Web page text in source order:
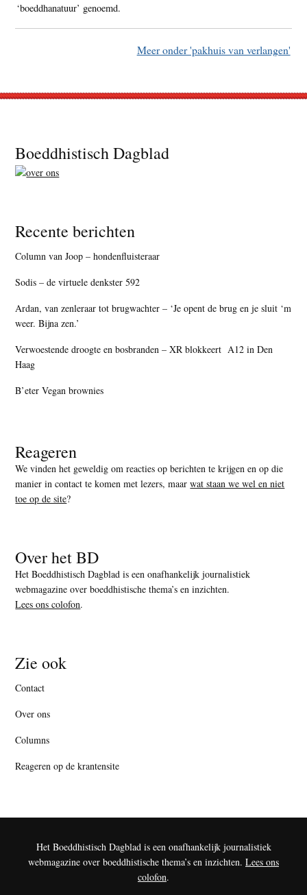
‘boeddhanatuur’ genoemd.
Meer onder 'pakhuis van verlangen'
Footer
Boeddhistisch Dagblad
Recente berichten
Column van Joop – hondenfluisteraar
Sodis – de virtuele denkster 592
Ardan, van zenleraar tot brugwachter – ‘Je opent de brug en je sluit ‘m
weer. Bijna zen.’
Verwoestende droogte en bosbranden – XR blokkeert A12 in Den
Haag
B’eter Vegan brownies
Reageren
We vinden het geweldig om reacties op berichten te krijgen en op die
manier in contact te komen met lezers, maarwat staan we wel en niet
toe op de site?
Over het BD
Het Boeddhistisch Dagblad is een onafhankelijk journalistiek
webmagazine over boeddhistische thema’s en inzichten.
Lees ons colofon.
Zie ook
Contact
Over ons
Columns
Reageren op de krantensite
Het Boeddhistisch Dagblad is een onafhankelijk journalistiek
webmagazine over boeddhistische thema’s en inzichten. Lees ons
colofon.